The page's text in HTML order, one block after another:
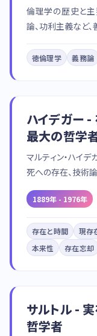
倫理学の歴史と
論、功利主義など
徳倫理学 義務論
ハイデガー
最大の哲学
マルティン・ハイデ
死への存在、技術
1889年 - 1976年
存在と時間 現存
本来性
存在忘却
サルトル -
哲学者